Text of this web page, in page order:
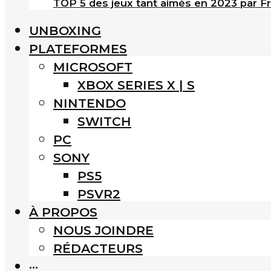
TOP 5 des jeux tant aimés en 2023 par
UNBOXING
PLATEFORMES
MICROSOFT
XBOX SERIES X | S
NINTENDO
SWITCH
PC
SONY
PS5
PSVR2
À PROPOS
NOUS JOINDRE
RÉDACTEURS
···